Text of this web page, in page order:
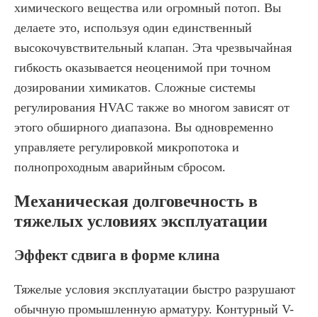
химического вещества или огромный потоп. Вы
делаете это, используя один единственный
высокочувствительный клапан. Эта чрезвычайная
гибкость оказывается неоценимой при точном
дозировании химикатов. Сложные системы
регулирования HVAC также во многом зависят от
этого обширного диапазона. Вы одновременно
управляете регулировкой микропотока и
полнопроходным аварийным сбросом.
Механическая долговечность в
тяжелых условиях эксплуатации
Эффект сдвига в форме клина
Тяжелые условия эксплуатации быстро разрушают
обычную промышленную арматуру. Контурный V-